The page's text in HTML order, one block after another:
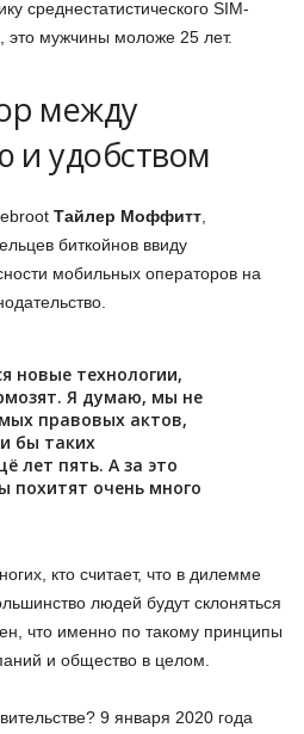
среднестатистического SIM-
это мужчины моложе 25 лет.
между
и удобством
Тайлер Моффитт
биткойнов ввиду
мобильных операторов на
новые технологии,
Я думаю, мы не
правовых актов,
бы таких
лет пять. А за это
похитят очень много
кто считает, что в дилемме
людей будут склоняться
что именно по такому принципы
и общество в целом.
9 января 2020 года